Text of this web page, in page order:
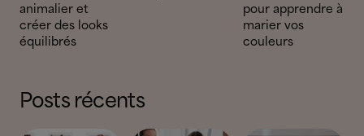
animalier et
créer des looks
équilibrés
pour apprendre à
marier vos
couleurs
Posts récents